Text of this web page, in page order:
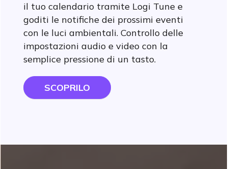
il tuo calendario tramite Logi Tune e
goditi le notifiche dei prossimi eventi
con le luci ambientali. Controllo delle
impostazioni audio e video con la
semplice pressione di un tasto.
SCOPRILO